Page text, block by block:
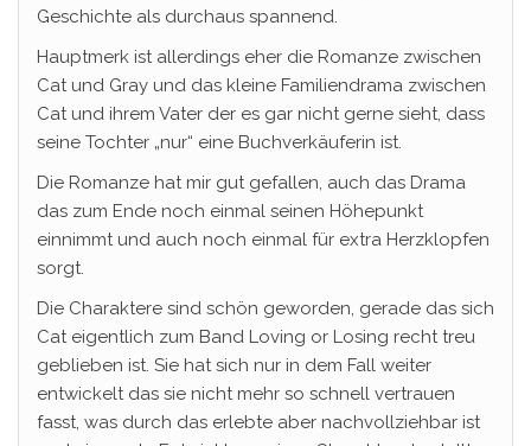
Geschichte als durchaus spannend.
Hauptmerk ist allerdings eher die Romanze zwischen
Cat und Gray und das kleine Familiendrama zwischen
Cat und ihrem Vater der es gar nicht gerne sieht, dass
seine Tochter „nur“ eine Buchverkäuferin ist.
Die Romanze hat mir gut gefallen, auch das Drama
das zum Ende noch einmal seinen Höhepunkt
einnimmt und auch noch einmal für extra Herzklopfen
sorgt.
Die Charaktere sind schön geworden, gerade das sich
Cat eigentlich zum Band Loving or Losing recht treu
geblieben ist. Sie hat sich nur in dem Fall weiter
entwickelt das sie nicht mehr so schnell vertrauen
fasst, was durch das erlebte aber nachvollziehbar ist